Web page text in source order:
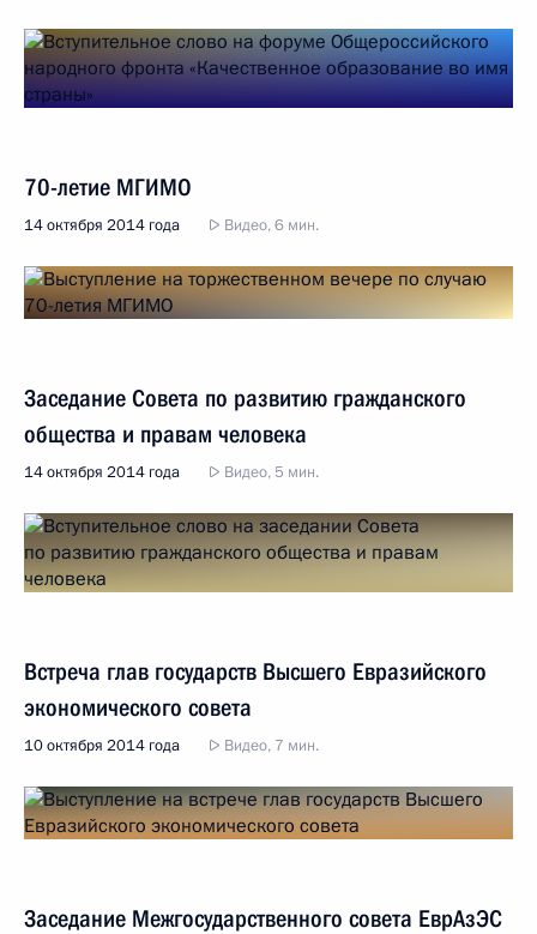
70-летие МГИМО
14 октября 2014 года Видео, 6 мин.
Заседание Совета по развитию гражданского
общества и правам человека
14 октября 2014 года Видео, 5 мин.
Встреча глав государств Высшего Евразийского
экономического совета
10 октября 2014 года Видео, 7 мин.
Заседание Межгосударственного совета ЕврАзЭС